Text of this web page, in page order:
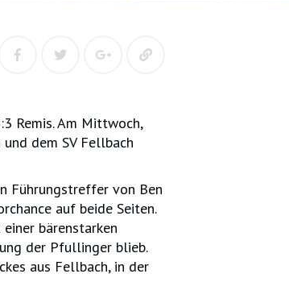
Remis. Am Mittwoch,
dem SV Fellbach
Führungstreffer von Ben
auf beide Seiten.
bärenstarken
der Pfullinger blieb.
aus Fellbach, in der